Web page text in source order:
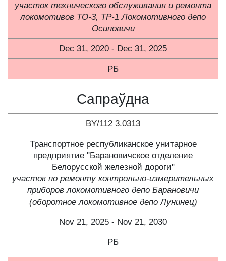
участок технического обслуживания и ремонта
локомотивов ТО-3, ТР-1 Локомотивного депо
Осиповичи
Dec 31, 2020 - Dec 31, 2025
РБ
Сапраўдна
BY/112 3.0313
Транспортное республиканское унитарное
предприятие "Барановичское отделение
Белорусской железной дороги"
участок по ремонту контрольно-измерительных
приборов локомотивного депо Барановичи
(оборотное локомотивное депо Лунинец)
Nov 21, 2025 - Nov 21, 2030
РБ